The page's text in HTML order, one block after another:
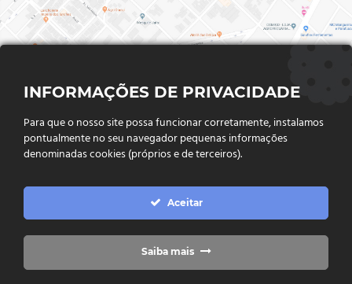
FALE CONOSCO
Endereço:Rua Said Abdalla, Nº 310, Jardim Rio Claro. CEP
75802-035, Jataí - GO
(64) 3632 - 2070
INFORMAÇÕES DE PRIVACIDADE
Para que o nosso site possa funcionar corretamente, instalamos
pontualmente no seu navegador pequenas informações
denominadas cookies (próprios e de terceiros).
Aceitar
Saiba mais